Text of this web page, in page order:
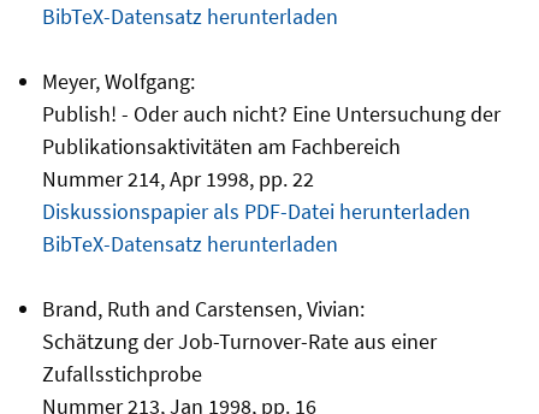
BibTeX-Datensatz herunterladen
Meyer, Wolfgang:
Publish! - Oder auch nicht? Eine Untersuchung der
Publikationsaktivitäten am Fachbereich
Nummer 214, Apr 1998, pp. 22
Diskussionspapier als PDF-Datei herunterladen
BibTeX-Datensatz herunterladen
Brand, Ruth and Carstensen, Vivian:
Schätzung der Job-Turnover-Rate aus einer
Zufallsstichprobe
Nummer 213, Jan 1998, pp. 16